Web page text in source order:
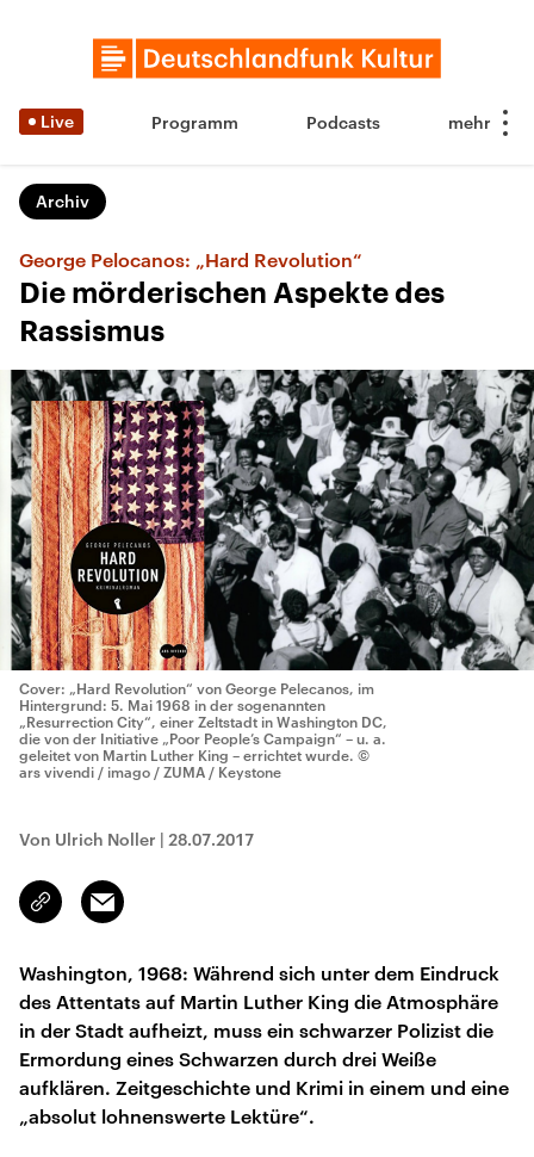
Live Programm Podcasts
Archiv
George Pelocanos: „Hard Revolution“
Die mörderischen Aspekte des
Rassismus
Cover: „Hard Revolution“ von George Pelecanos, im
Hintergrund: 5. Mai 1968 in der sogenannten
„Resurrection City“, einer Zeltstadt in Washington DC,
die von der Initiative „Poor People’s Campaign“ – u. a.
geleitet von Martin Luther King – errichtet wurde. ©
ars vivendi / imago / ZUMA / Keystone
Von Ulrich Noller | 28.07.2017
Link
kopieren/teilen
Email
Washington, 1968: Während sich unter dem Eindruck
des Attentats auf Martin Luther King die Atmosphäre
in der Stadt aufheizt, muss ein schwarzer Polizist die
Ermordung eines Schwarzen durch drei Weiße
aufklären. Zeitgeschichte und Krimi in einem und eine
„absolut lohnenswerte Lektüre“.